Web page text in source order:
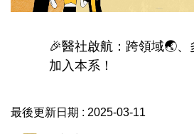
🎉醫社啟航：跨領域🌏
加入本系！
最後更新日期 : 2025-03-11